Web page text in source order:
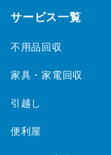
サービス一覧
不用品回収
家具・家電回収
引越し
便利屋